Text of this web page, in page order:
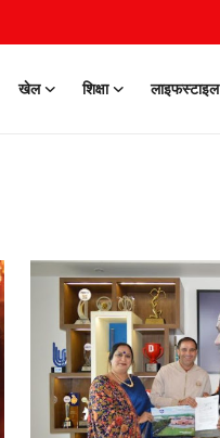
खेल शिक्षा लाइफस्टाइल